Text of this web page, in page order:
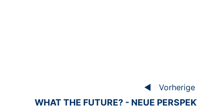
BROSCHÜRE:
WHAT THE FUTURE? - NEUE